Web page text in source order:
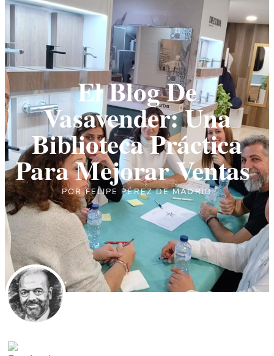
El Blog De
Vasavender: Una
Biblioteca Práctica
Para Mejorar Ventas
PORFELIPE PÉREZ DE MADRID